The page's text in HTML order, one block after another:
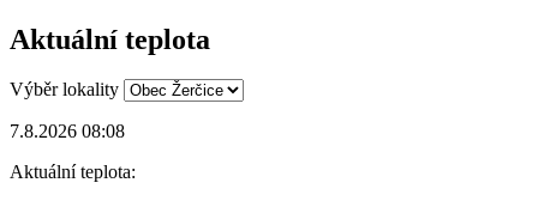
Aktuální teplota
Výběr lokality
7.8.2026 08:08
Aktuální teplota: